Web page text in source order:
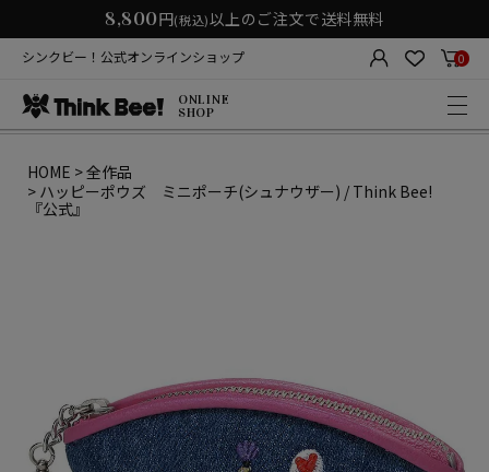
8,800円(税込)以上のご注文で送料無料
シンクビー！公式オンラインショップ 0
ONLINE
SHOP
HOME
全作品
ハッピーポウズ ミニポーチ(シュナウザー) / Think Bee!
『公式』